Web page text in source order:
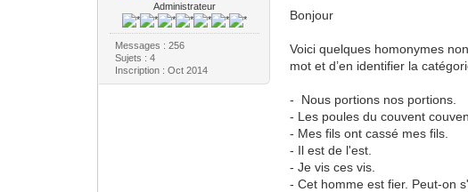
Administrateur
Messages : 256
Sujets : 4
Inscription : Oct 2014
Bonjour
Voici quelques homonymes
mot et d’en identifier la
- Nous portions nos portions.
- Les poules du couvent
- Mes fils ont cassé mes fils.
- Il est de l'est.
- Je vis ces vis.
- Cet homme est fier. Peut-on